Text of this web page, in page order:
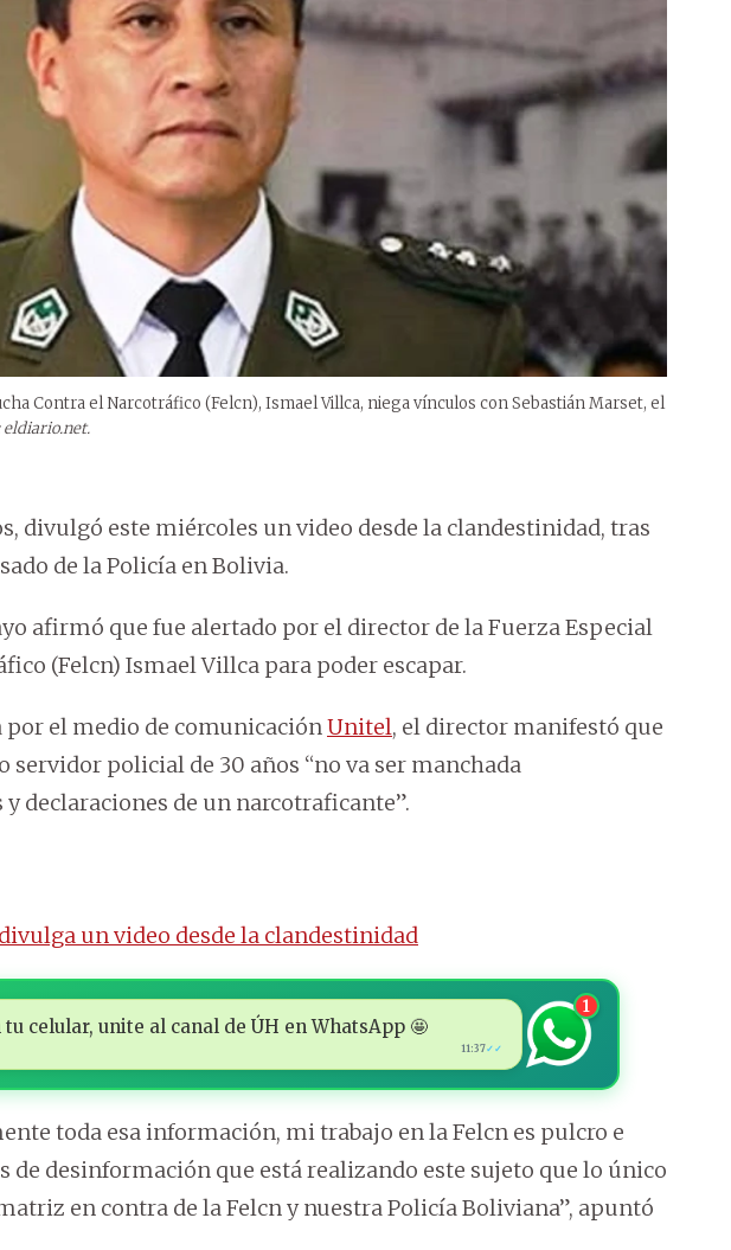
Contra el Narcotráfico (Felcn), Ismael Villca, niega vínculos con Sebastián Marset, el
eldiario.net.
divulgó este miércoles un video desde la clandestinidad, tras
de la Policía en Bolivia.
afirmó que fue alertado por el director de la Fuerza Especial
(Felcn) Ismael Villca para poder escapar.
el medio de comunicaciónUnitel, el director manifestó que
servidor policial de 30 años “no va ser manchada
declaraciones de un narcotraficante”.
un video desde la clandestinidad
celular, unite al canal de ÚH en WhatsApp 🤩
11:37✓✓
1
toda esa información, mi trabajo en la Felcn es pulcro e
de desinformación que está realizando este sujeto que lo único
en contra de la Felcn y nuestra Policía Boliviana”, apuntó